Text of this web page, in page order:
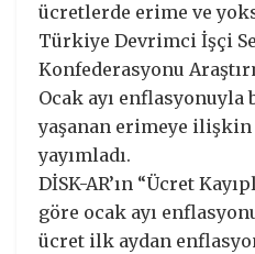
ücretlerde erime ve
Türkiye Devrimci İşçi
Konfederasyonu
Ocak ayı
yaşanan erimeye ilişkin
yayımladı.
DİSK-AR’ın “Ücret
göre ocak ayı
ücret ilk aydan